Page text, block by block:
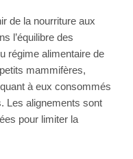
de la nourriture aux
l’équilibre des
régime alimentaire de
mammifères,
à eux consommés
Les alignements sont
pour limiter la